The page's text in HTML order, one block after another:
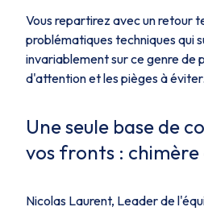
Vous repartirez avec un retour
problématiques techniques qui
invariablement sur ce genre de
d'attention et les pièges à éviter.
Une seule base de
vos fronts : chimère
Nicolas Laurent, Leader de